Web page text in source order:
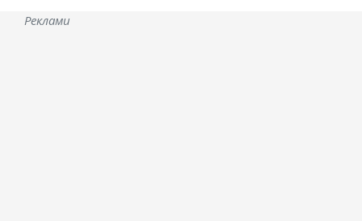
Реклами